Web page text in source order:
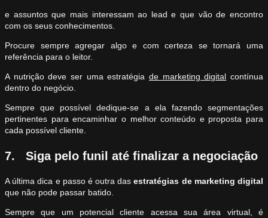
e assuntos que mais interessam ao lead e que vão de encontro
com os seus conhecimentos.
Procure sempre agregar algo e com certeza se tornará uma
referência para o leitor.
A nutrição deve ser uma estratégia de marketing digital contínua
dentro do negócio.
Sempre que possível dedique-se a ela fazendo segmentações
pertinentes para encaminhar o melhor conteúdo e proposta para
cada possível cliente.
7. Siga pelo funil até finalizar a negociação
A última dica e passo é outra dasestratégias de marketing digital
que não pode passar batido.
Sempre que um potencial cliente acessa sua área virtual, é